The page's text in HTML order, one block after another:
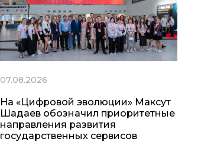
07.08.2026
На «Цифровой эволюции» Максут
Шадаев обозначил приоритетные
направления развития
государственных сервисов